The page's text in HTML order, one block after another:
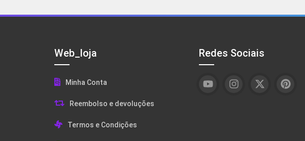
Web_loja
Minha Conta
Reembolso e devoluções
Termos e Condições
Redes Sociais